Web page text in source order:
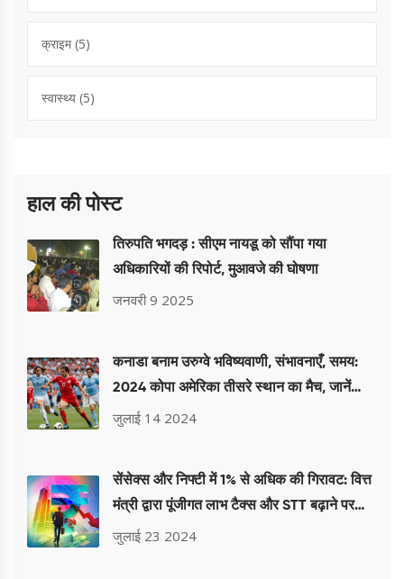
क्राइम(5)
स्वास्थ्य (5)
हाल की पोस्ट
तिरुपति भगदड़ : सीएम नायडू को सौंपा गया
अधिकारियों की रिपोर्ट, मुआवजे की घोषणा
जनवरी 9 2025
कनाडा बनाम उरुग्वे भविष्यवाणी, संभावनाएँ, समय:
2024 कोपा अमेरिका तीसरे स्थान का मैच, जानें
विशेषज्ञ के पूर्वानुमान
जुलाई 14 2024
सेंसेक्स और निफ्टी में 1% से अधिक की गिरावट: वित्त
मंत्री द्वारा पूंजीगत लाभ टैक्स और STT बढ़ाने पर
बाजार बेचैनी में
जुलाई 23 2024